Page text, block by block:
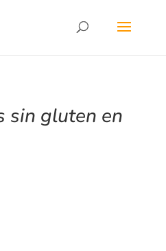
sin gluten en